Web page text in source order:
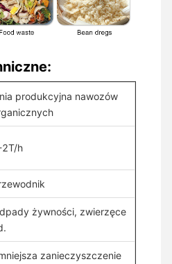
produkcyjna nawozów
2T/h
żywności, zwierzęce
zanieczyszczenie